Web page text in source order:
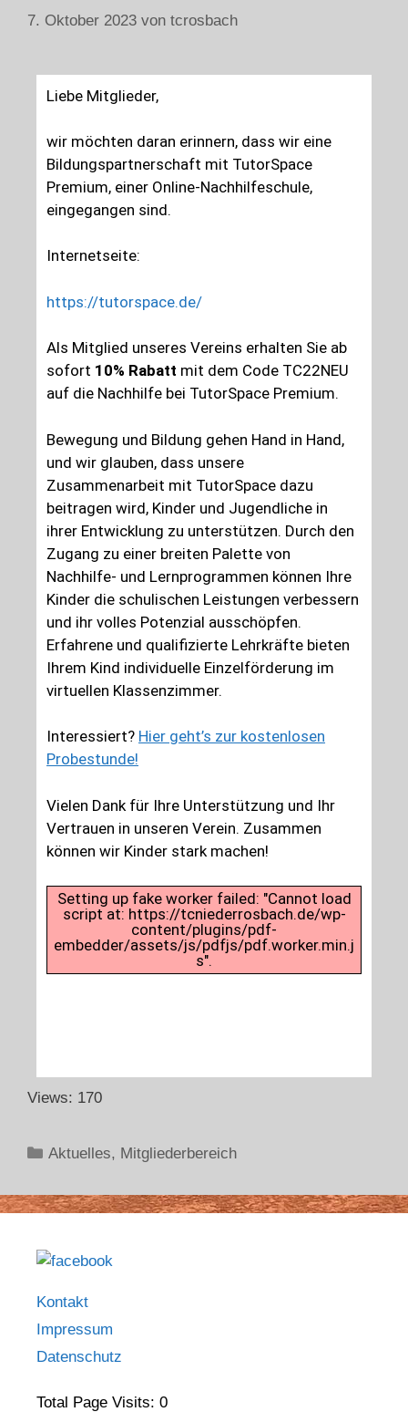
7. Oktober 2023 von tcrosbach
Liebe Mitglieder,
wir möchten daran erinnern, dass wir eine
Bildungspartnerschaft mit TutorSpace
Premium, einer Online-Nachhilfeschule,
eingegangen sind.
Internetseite:
https://tutorspace.de/
Als Mitglied unseres Vereins erhalten Sie ab
sofort 10% Rabatt mit dem Code TC22NEU
auf die Nachhilfe bei TutorSpace Premium.
Bewegung und Bildung gehen Hand in Hand,
und wir glauben, dass unsere
Zusammenarbeit mit TutorSpace dazu
beitragen wird, Kinder und Jugendliche in
ihrer Entwicklung zu unterstützen. Durch den
Zugang zu einer breiten Palette von
Nachhilfe- und Lernprogrammen können Ihre
Kinder die schulischen Leistungen verbessern
und ihr volles Potenzial ausschöpfen.
Erfahrene und qualifizierte Lehrkräfte bieten
Ihrem Kind individuelle Einzelförderung im
virtuellen Klassenzimmer.
Interessiert? Hier geht’s zur kostenlosen
Probestunde!
Vielen Dank für Ihre Unterstützung und Ihr
Vertrauen in unseren Verein. Zusammen
können wir Kinder stark machen!
Setting up fake worker failed: "Cannot load
script at: https://tcniederrosbach.de/wp-
content/plugins/pdf-
embedder/assets/js/pdfjs/pdf.worker.min.j
s".
Views: 170
Aktuelles, Mitgliederbereich
Kontakt
Impressum
Datenschutz
Total Page Visits: 0